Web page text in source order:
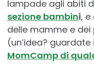
lampade agli abiti
sezione bambini,
delle mamme e
(un’idea?
MomCamp di